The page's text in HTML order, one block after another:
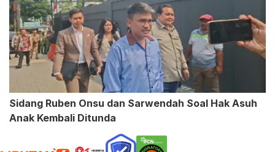
Sidang Ruben Onsu dan Sarwendah Soal Hak Asuh
Anak Kembali Ditunda